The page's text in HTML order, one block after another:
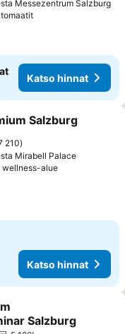
Messezentrum Salzburg
Katso hinnat
Katso hinnat
Salzburg
210
Mirabell Palace
wellness-alueKatso hinnat
Katso hinnat
Salzburg